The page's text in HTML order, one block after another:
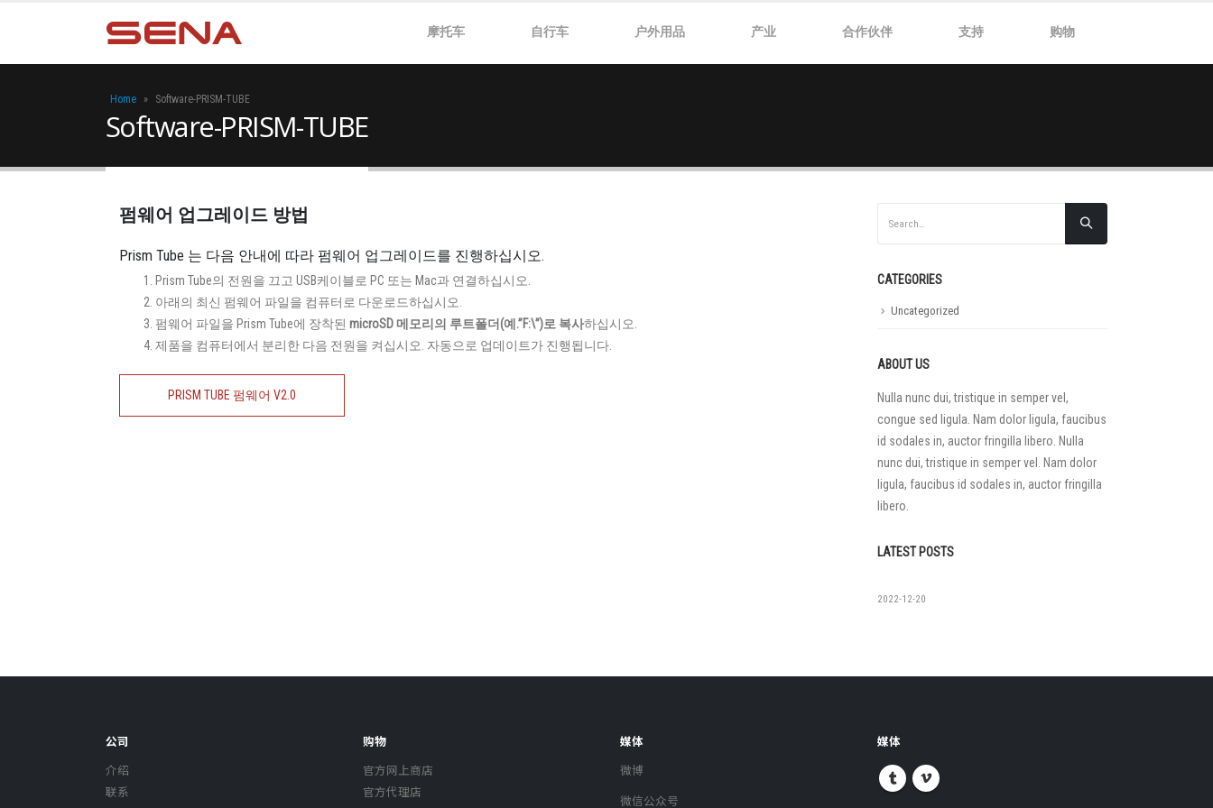
摩托车 自行车 户外用品 产业 合作伙伴 支持 购物
Home » Software-PRISM-TUBE
Software-PRISM-TUBE
펌웨어 업그레이드 방법
Prism Tube 는 다음 안내에 따라 펌웨어 업그레이드를 진행하십시오.
Prism Tube의 전원을 끄고 USB케이블로 PC 또는 Mac과 연결하십시오.
아래의 최신 펌웨어 파일을 컴퓨터로 다운로드하십시오.
펌웨어 파일을 Prism Tube에 장착된 microSD 메모리의 루트폴더(예.”F:\”)로 복사하십시오.
제품을 컴퓨터에서 분리한 다음 전원을 켜십시오. 자동으로 업데이트가 진행됩니다.
PRISM TUBE 펌웨어 V2.0
CATEGORIES
Uncategorized
ABOUT US
Nulla nunc dui, tristique in semper vel,
congue sed ligula. Nam dolor ligula, faucibus
id sodales in, auctor fringilla libero. Nulla
nunc dui, tristique in semper vel. Nam dolor
ligula, faucibus id sodales in, auctor fringilla
libero.
LATEST POSTS
2022-12-20
公司
介绍
联系
购物
官方网上商店
官方代理店
媒体
微博
微信公众号
媒体